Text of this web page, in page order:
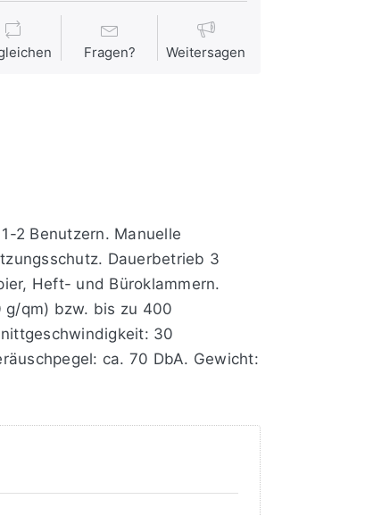
Fragen? Weitersagen
2 Benutzern. Manuelle
Dauerbetrieb 3
Heft- und Büroklammern.
qm) bzw. bis zu 400
30
ca. 70 DbA. Gewicht: